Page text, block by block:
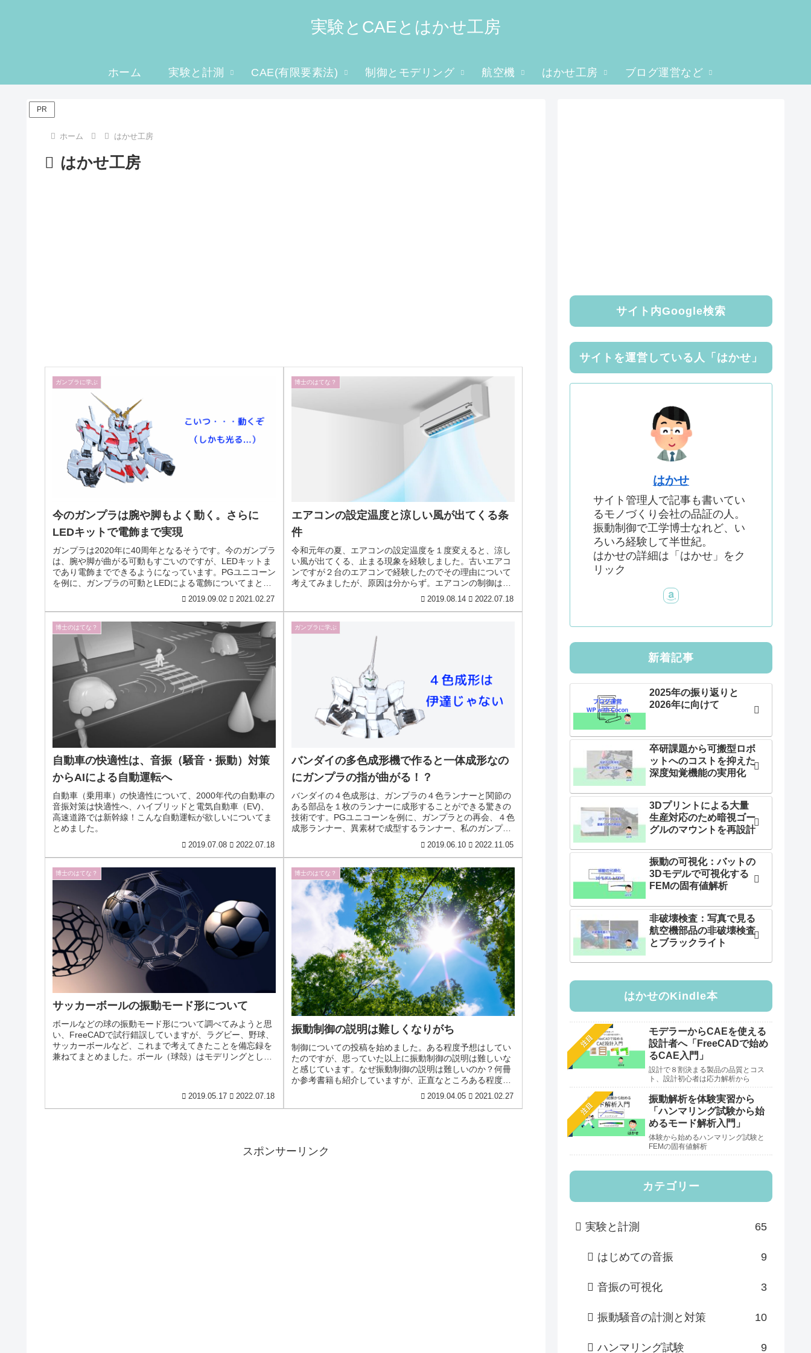
実験とCAEとはかせ工房
ホーム 実験と計測 CAE(有限要素法) 制御とモデリング 航空機 はかせ工房 ブログ運営など
PR
ホーム はかせ工房
はかせ工房
ガンプラに学ぶ
今のガンプラは腕や脚もよく動く。さらに
LEDキットで電飾まで実現
ガンプラは2020年に40周年となるそうです。今のガンプラ
は、腕や脚が曲がる可動もすごいのですが、LEDキットま
であり電飾までできるようになっています。PGユニコーン
を例に、ガンプラの可動とLEDによる電飾についてまとめ
2019.09.02 2021.02.27
博士のはてな？
エアコンの設定温度と涼しい風が出てくる条
件
令和元年の夏、エアコンの設定温度を１度変えると、涼し
い風が出てくる、止まる現象を経験しました。古いエアコ
ンですが２台のエアコンで経験したのでその理由について
考えてみましたが、原因は分からず。エアコンの制御は意
2019.08.14 2022.07.18
博士のはてな？
自動車の快適性は、音振（騒音・振動）対策
からAIによる自動運転へ
自動車（乗用車）の快適性について、2000年代の自動車の
音振対策は快適性へ、ハイブリッドと電気自動車（EV)、
高速道路では新幹線！こんな自動運転が欲しいについてま
とめました。
2019.07.08 2022.07.18
ガンプラに学ぶ
バンダイの多色成形機で作ると一体成形なの
にガンプラの指が曲がる！？
バンダイの４色成形は、ガンプラの４色ランナーと関節の
ある部品を１枚のランナーに成形することができる驚きの
技術です。PGユニコーンを例に、ガンプラとの再会、４色
成形ランナー、異素材で成型するランナー、私のガンプラ
2019.06.10 2022.11.05
博士のはてな？
サッカーボールの振動モード形について
ボールなどの球の振動モード形について調べてみようと思
い、FreeCADで試行錯誤していますが、ラグビー、野球、
サッカーボールなど、これまで考えてきたことを備忘録を
兼ねてまとめました。ボール（球殻）はモデリングとして
2019.05.17 2022.07.18
博士のはてな？
振動制御の説明は難しくなりがち
制御についての投稿を始めました。ある程度予想はしてい
たのですが、思っていた以上に振動制御の説明は難しいな
と感じています。なぜ振動制御の説明は難しいのか？何冊
か参考書籍も紹介していますが、正直なところある程度の
知識がないとこれらの書籍を始めか...
2019.04.05 2021.02.27
スポンサーリンク
サイト内Google検索
サイトを運営している人「はかせ」
はかせ
サイト管理人で記事も書いてい
るモノづくり会社の品証の人。
振動制御で工学博士なれど、い
ろいろ経験して半世紀。
はかせの詳細は「はかせ」をク
リック
新着記事
2025年の振り返りと
2026年に向けて
卒研課題から可搬型ロボ
ットへのコストを抑えた
深度知覚機能の実用化
3Dプリントによる大量
生産対応のため暗視ゴー
グルのマウントを再設計
振動の可視化：バットの
3Dモデルで可視化する
FEMの固有値解析
非破壊検査：写真で見る
航空機部品の非破壊検査
とブラックライト
はかせのKindle本
注目
モデラーからCAEを使える
設計者へ「FreeCADで始め
るCAE入門」
設計で８割決まる製品の品質とコス
ト、設計初心者は応力解析から
注目
振動解析を体験実習から
「ハンマリング試験から始
めるモード解析入門」
体験から始めるハンマリング試験と
FEMの固有値解析
カテゴリー
実験と計測 65
はじめての音振 9
音振の可視化 3
振動騒音の計測と対策 10
ハンマリング試験 9